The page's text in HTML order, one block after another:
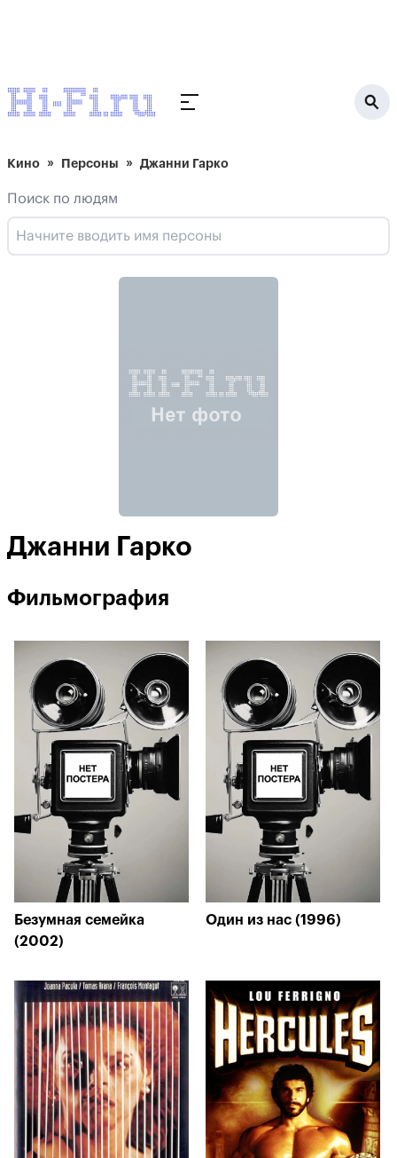
Кино Персоны Джанни Гарко
Поиск по людям
Джанни Гарко
Фильмография
Безумная семейка
(2002)
Один из нас (1996)